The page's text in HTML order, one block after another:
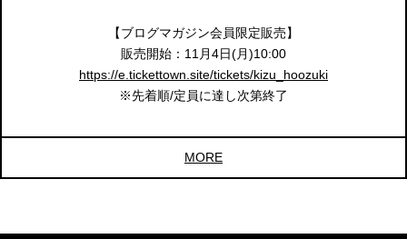
【ブログマガジン会員限定販売】
販売開始：11月4日(月)10:00
https://e.tickettown.site/tickets/kizu_hoozuki
※先着順/定員に達し次第終了
MORE